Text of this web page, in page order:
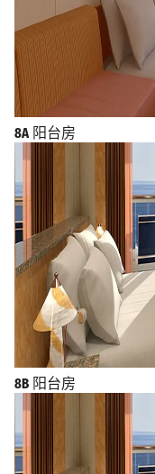
8A 阳台房
8B 阳台房